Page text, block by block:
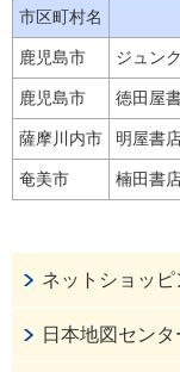
市区町村名
鹿児島市 ジュン
鹿児島市 徳田屋
薩摩川内市 明屋書
奄美市 楠田書
ネットショッピ
日本地図セン